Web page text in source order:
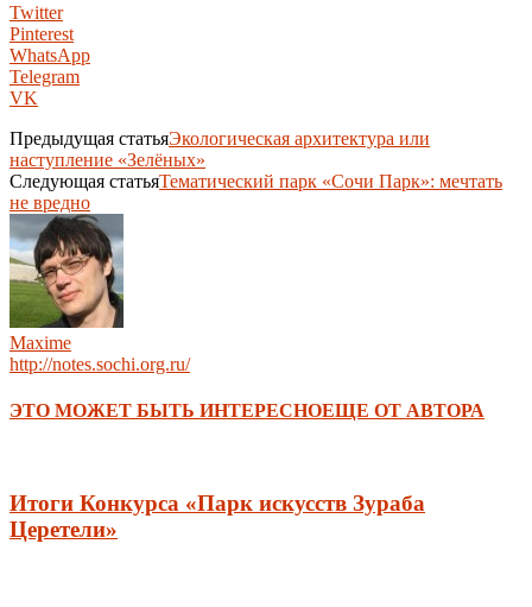
Twitter
Pinterest
WhatsApp
Telegram
VK
Предыдущая статьяЭкологическая архитектура или
наступление «Зелёных»
Следующая статьяТематический парк «Сочи Парк»: мечтать
не вредно
Maxime
http://notes.sochi.org.ru/
ЭТО МОЖЕТ БЫТЬ ИНТЕРЕСНОЕЩЕ ОТ АВТОРА
Итоги Конкурса «Парк искусств Зураба
Церетели»